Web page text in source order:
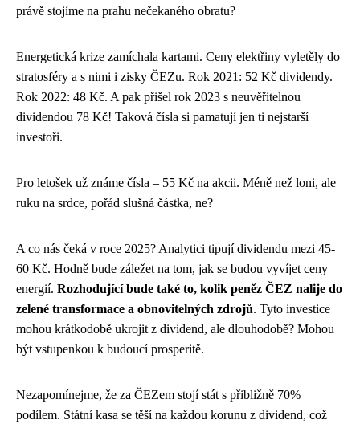
právě stojíme na prahu nečekaného obratu?
Energetická krize zamíchala kartami. Ceny elektřiny vyletěly do
stratosféry a s nimi i zisky ČEZu. Rok 2021: 52 Kč dividendy.
Rok 2022: 48 Kč. A pak přišel rok 2023 s neuvěřitelnou
dividendou 78 Kč! Taková čísla si pamatují jen ti nejstarší
investoři.
Pro letošek už známe čísla – 55 Kč na akcii. Méně než loni, ale
ruku na srdce, pořád slušná částka, ne?
A co nás čeká v roce 2025? Analytici tipují dividendu mezi 45-
60 Kč. Hodně bude záležet na tom, jak se budou vyvíjet ceny
energií. Rozhodující bude také to, kolik peněz ČEZ nalije do
zelené transformace a obnovitelných zdrojů. Tyto investice
mohou krátkodobě ukrojit z dividend, ale dlouhodobě? Mohou
být vstupenkou k budoucí prosperitě.
Nezapomínejme, že za ČEZem stojí stát s přibližně 70%
podílem. Státní kasa se těší na každou korunu z dividend, což